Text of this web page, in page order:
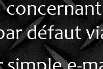
défaut